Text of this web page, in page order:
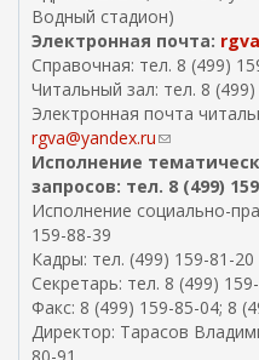
Водный стадион)
Электронная почта:
Справочная: тел. 8 (499)
Читальный зал: тел. 8
Электронная почта
rgva@yandex.ru(
с
с
ы
к
а
д
л
Исполнение
запросов: тел. 8 (499)
Исполнение социально-
159-88-39
Кадры: тел. (499) 159-81-20
Секретарь: тел. 8 (499)
Факс: 8 (499) 159-85-04; 8
Директор: Тарасов